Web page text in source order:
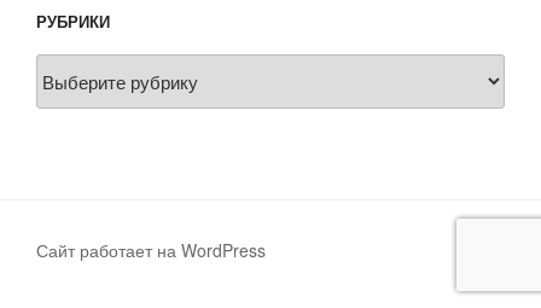
РУБРИКИ
Сайт работает на WordPress